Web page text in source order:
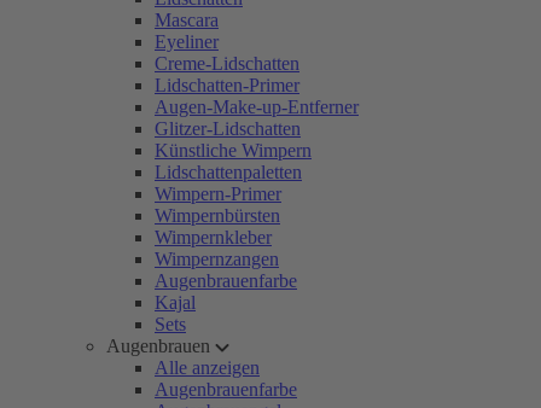
Mascara
Eyeliner
Creme-Lidschatten
Lidschatten-Primer
Augen-Make-up-Entferner
Glitzer-Lidschatten
Künstliche Wimpern
Lidschattenpaletten
Wimpern-Primer
Wimpernbürsten
Wimpernkleber
Wimpernzangen
Augenbrauenfarbe
Kajal
Sets
Augenbrauen
Alle anzeigen
Augenbrauenfarbe